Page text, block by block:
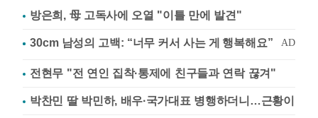
방은희, 母 고독사에 오열 "이틀 만에 발견"
전현무 "전 연인 집착·통제에 친구들과 연락 끊겨"
박찬민 딸 박민하, 배우·국가대표 병행하더니…근황이